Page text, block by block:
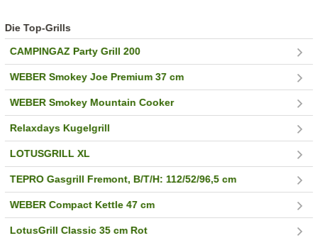
Die Top-Grills
CAMPINGAZ Party Grill 200
WEBER Smokey Joe Premium 37 cm
WEBER Smokey Mountain Cooker
Relaxdays Kugelgrill
LOTUSGRILL XL
TEPRO Gasgrill Fremont, B/T/H: 112/52/96,5 cm
WEBER Compact Kettle 47 cm
LotusGrill Classic 35 cm Rot